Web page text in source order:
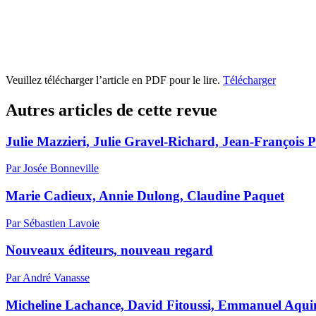
Veuillez télécharger l’article en PDF pour le lire. Télécharger
Autres articles de cette revue
Julie Mazzieri, Julie Gravel-Richard, Jean-François
Par Josée Bonneville
Marie Cadieux, Annie Dulong, Claudine Paquet
Par Sébastien Lavoie
Nouveaux éditeurs, nouveau regard
Par André Vanasse
Micheline Lachance, David Fitoussi, Emmanuel